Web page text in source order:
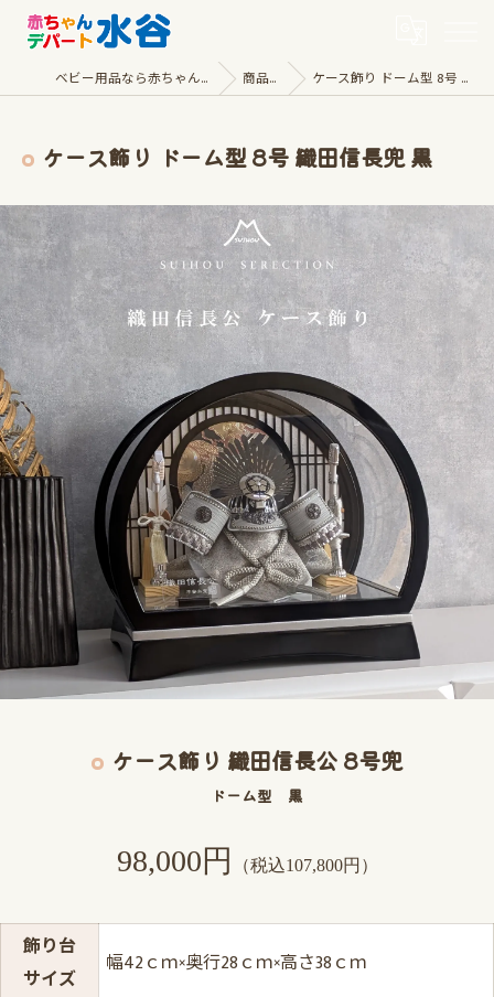
ベビー用品なら赤ちゃんデパート水谷 商品一覧 ケース飾り ドーム型 8号 織田信長兜 黒
ケース飾り ドーム型 8号 織田信長兜 黒
ケース飾り 織田信長公 8号兜
ドーム型 黒
98,000円 （税込107,800円）
飾り台
サイズ
幅42ｃｍ×奥行28ｃｍ×高さ38ｃｍ